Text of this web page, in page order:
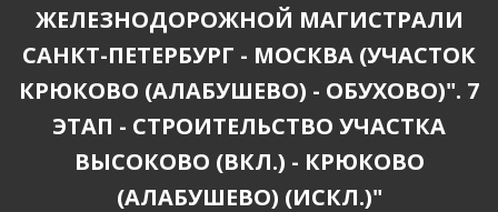
ЖЕЛЕЗНОДОРОЖНОЙ МАГИСТРАЛИ
САНКТ-ПЕТЕРБУРГ - МОСКВА (УЧАСТОК
КРЮКОВО (АЛАБУШЕВО) - ОБУХОВО)". 7
ЭТАП - СТРОИТЕЛЬСТВО УЧАСТКА
ВЫСОКОВО (ВКЛ.) - КРЮКОВО
(АЛАБУШЕВО) (ИСКЛ.)"